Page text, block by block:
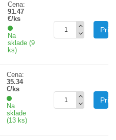
Cena:
91.47
€/ks
Na
sklade (9
ks)
Cena:
35.34
€/ks
Na
sklade
(13 ks)